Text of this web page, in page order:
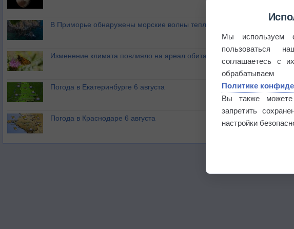
В Приморье обнаружены морские волны тепла
Изменение климата повлияло на ареал обитания бабочек
Погода в Екатеринбурге 6 августа
Погода в Краснодаре 6 августа
Мы используем
пользоваться
соглашаетесь с
Политике
Вы также можете
запретить
настройки